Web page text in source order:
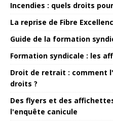
Incendies : quels droits
La reprise de Fibre
Guide de la formation
Formation syndicale : les
Droit de retrait : comment
droits ?
Des flyers et des
l'enquête canicule